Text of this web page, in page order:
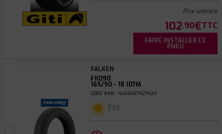
Prix unitaire
102.90€TTC
FAIRE INSTALLER CE
PNEU
FALKEN
FK090
165/90 - 18 107M
CODE EAN : 4250427427423
Été